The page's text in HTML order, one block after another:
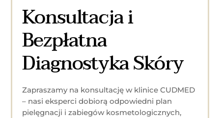
Konsultacja i
Bezpłatna
Diagnostyka Skóry
Zapraszamy na konsultację w klinice CUDMED
– nasi eksperci dobiorą odpowiedni plan
pielęgnacji i zabiegów kosmetologicznych,